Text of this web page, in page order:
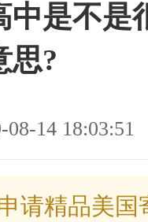
中是不是
思?
08-14 18:03:51
请精品美国